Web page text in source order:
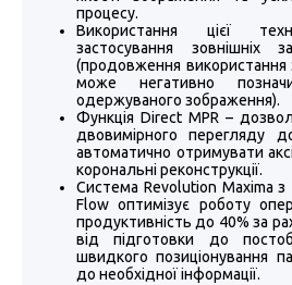
процесу.
Використання цієї
застосування зовнішніх
(продовження використання
може негативно
одержуваного зображення).
Функція Direct MPR –
двовимірного перегляду
автоматично отримувати
корональні реконструкції.
Система Revolution Maxima з
Flow оптимізує роботу
продуктивність до 40% за
від підготовки до
швидкого позиціонування
до необхідної інформації.